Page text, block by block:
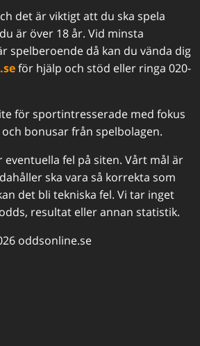
det är viktigt att du ska spela
är över 18 år. Vid minsta
spelberoende då kan du vända dig
för hjälp och stöd eller ringa 020-
för sportintresserade med fokus
bonusar från spelbolagen.
eventuella fel på siten. Vårt mål är
ska vara så korrekta som
det bli tekniska fel. Vi tar inget
resultat eller annan statistik.
oddsonline.se